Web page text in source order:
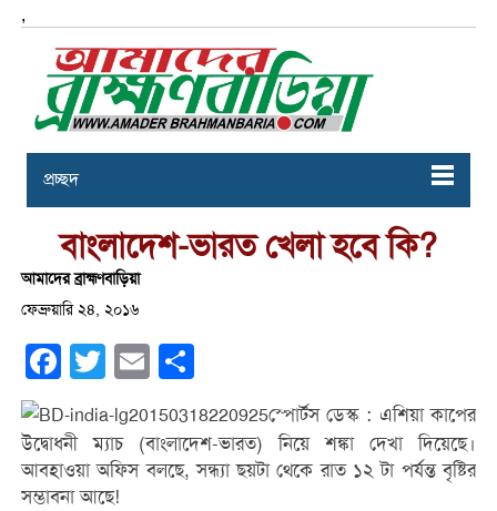
,
প্রচ্ছদ
বাংলাদেশ-ভারত খেলা হবে কি?
আমাদের ব্রাহ্মণবাড়িয়া
ফেব্রুয়ারি ২৪, ২০১৬
Facebook
Twitter Email
স্পোর্টস ডেস্ক : এশিয়া কাপের
উদ্বোধনী ম্যাচ (বাংলাদেশ-ভারত) নিয়ে শঙ্কা দেখা দিয়েছে।
আবহাওয়া অফিস বলছে, সন্ধ্যা ছয়টা থেকে রাত ১২ টা পর্যন্ত বৃষ্টির
সম্ভাবনা আছে!